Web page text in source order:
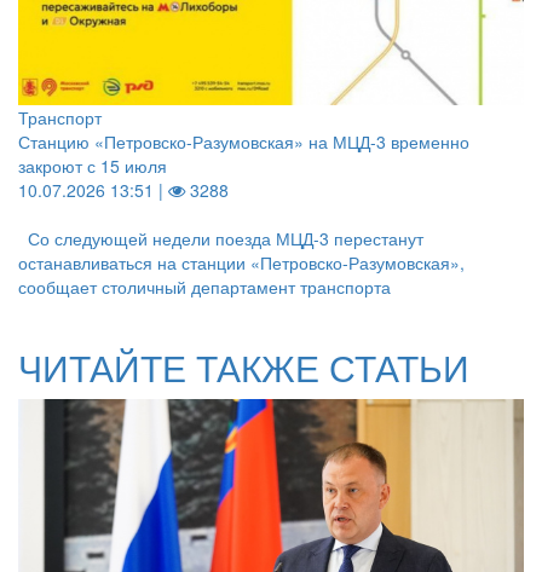
Транспорт
Станцию «Петровско-Разумовская» на МЦД-3 временно
закроют с 15 июля
10.07.2026 13:51 |
3288
Со следующей недели поезда МЦД-3 перестанут
останавливаться на станции «Петровско-Разумовская»,
сообщает столичный департамент транспорта
ЧИТАЙТЕ ТАКЖЕ СТАТЬИ